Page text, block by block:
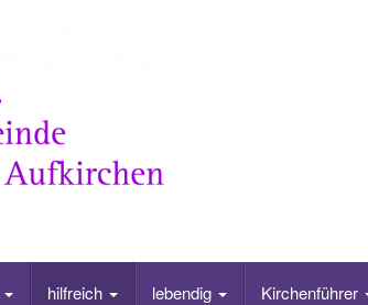
hilfreich lebendig Kirchenführer